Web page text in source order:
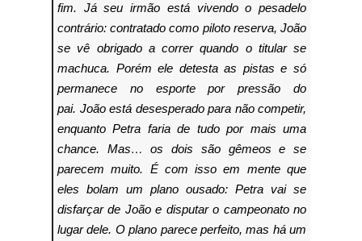
fim. Já seu irmão está vivendo o pesadelo
contrário: contratado como piloto reserva, João
se vê obrigado a correr quando o titular se
machuca. Porém ele detesta as pistas e só
permanece no esporte por pressão do
pai. João está desesperado para não competir,
enquanto Petra faria de tudo por mais uma
chance. Mas… os dois são gêmeos e se
parecem muito. É com isso em mente que
eles bolam um plano ousado: Petra vai se
disfarçar de João e disputar o campeonato no
lugar dele. O plano parece perfeito, mas há um